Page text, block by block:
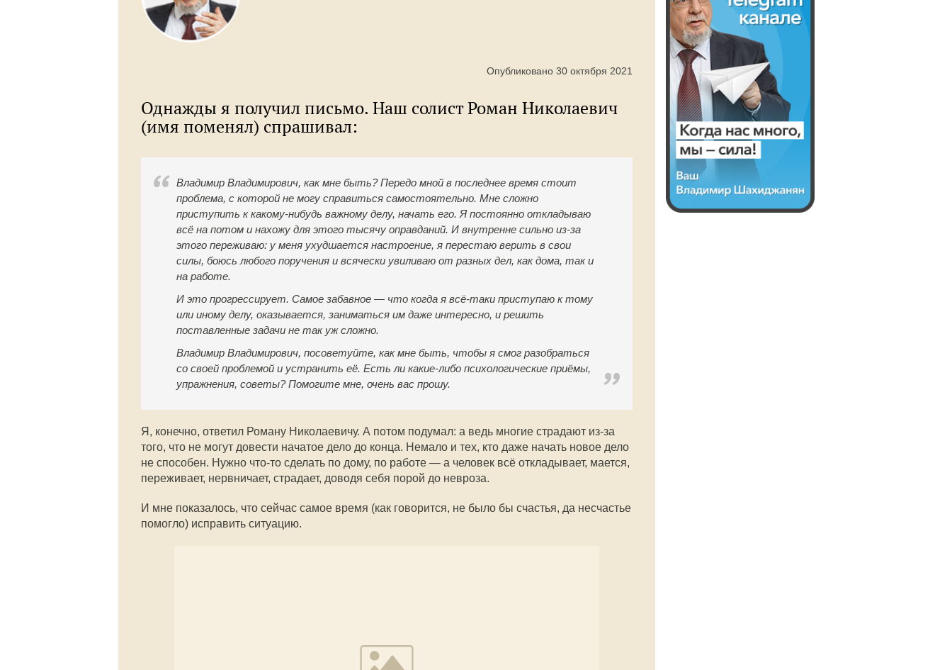
Опубликовано 30 октября 2021
Однажды я получил письмо. Наш солист Роман Николаевич
(имя поменял) спрашивал:
Владимир Владимирович, как мне быть? Передо мной в последнее время стоит
проблема, с которой не могу справиться самостоятельно. Мне сложно
приступить к какому-нибудь важному делу, начать его. Я постоянно откладываю
всё на потом и нахожу для этого тысячу оправданий. И внутренне сильно из-за
этого переживаю: у меня ухудшается настроение, я перестаю верить в свои
силы, боюсь любого поручения и всячески увиливаю от разных дел, как дома, так и
на работе.
И это прогрессирует. Самое забавное — что когда я всё-таки приступаю к тому
или иному делу, оказывается, заниматься им даже интересно, и решить
поставленные задачи не так уж сложно.
Владимир Владимирович, посоветуйте, как мне быть, чтобы я смог разобраться
со своей проблемой и устранить её. Есть ли какие-либо психологические приёмы,
упражнения, советы? Помогите мне, очень вас прошу.
Я, конечно, ответил Роману Николаевичу. А потом подумал: а ведь многие страдают из-за
того, что не могут довести начатое дело до конца. Немало и тех, кто даже начать новое дело
не способен. Нужно что-то сделать по дому, по работе — а человек всё откладывает, мается,
переживает, нервничает, страдает, доводя себя порой до невроза.
И мне показалось, что сейчас самое время (как говорится, не было бы счастья, да несчастье
помогло) исправить ситуацию.